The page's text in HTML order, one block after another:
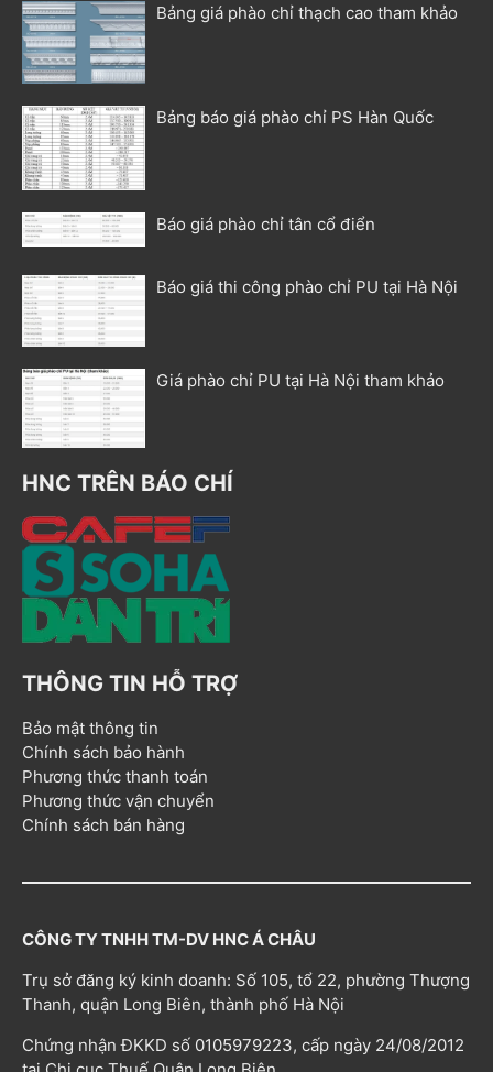
Bảng giá phào chỉ thạch cao tham khảo
Bảng báo giá phào chỉ PS Hàn Quốc
Báo giá phào chỉ tân cổ điển
Báo giá thi công phào chỉ PU tại Hà Nội
Giá phào chỉ PU tại Hà Nội tham khảo
HNC TRÊN BÁO CHÍ
THÔNG TIN HỖ TRỢ
Bảo mật thông tin
Chính sách bảo hành
Phương thức thanh toán
Phương thức vận chuyển
Chính sách bán hàng
CÔNG TY TNHH TM-DV HNC Á CHÂU
Trụ sở đăng ký kinh doanh: Số 105, tổ 22, phường Thượng
Thanh, quận Long Biên, thành phố Hà Nội
Chứng nhận ĐKKD số 0105979223, cấp ngày 24/08/2012